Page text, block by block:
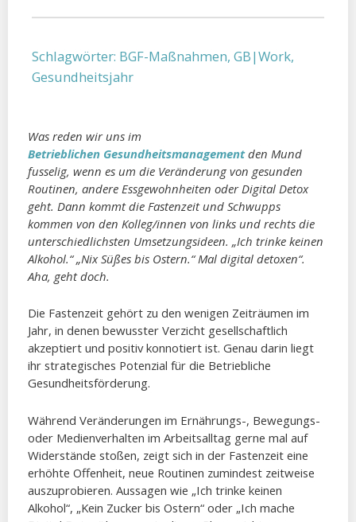
Schlagwörter: BGF-Maßnahmen, GB|Work,
Gesundheitsjahr
Was reden wir uns im
Betrieblichen Gesundheitsmanagementden Mund
fusselig, wenn es um die Veränderung von gesunden
Routinen, andere Essgewohnheiten oder Digital Detox
geht. Dann kommt die Fastenzeit und Schwupps
kommen von den Kolleg/innen von links und rechts die
unterschiedlichsten Umsetzungsideen. „Ich trinke keinen
Alkohol.“ „Nix Süßes bis Ostern.“ Mal digital detoxen“.
Aha, geht doch.
Die Fastenzeit gehört zu den wenigen Zeiträumen im
Jahr, in denen bewusster Verzicht gesellschaftlich
akzeptiert und positiv konnotiert ist. Genau darin liegt
ihr strategisches Potenzial für die Betriebliche
Gesundheitsförderung.
Während Veränderungen im Ernährungs-, Bewegungs-
oder Medienverhalten im Arbeitsalltag gerne mal auf
Widerstände stoßen, zeigt sich in der Fastenzeit eine
erhöhte Offenheit, neue Routinen zumindest zeitweise
auszuprobieren. Aussagen wie „Ich trinke keinen
Alkohol“, „Kein Zucker bis Ostern“ oder „Ich mache